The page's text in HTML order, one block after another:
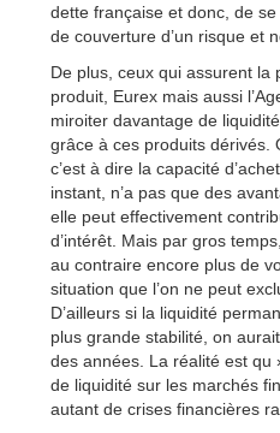
dette française et donc, de
de couverture d’un risque et
De plus, ceux qui assurent la
produit, Eurex mais aussi
miroiter davantage de
grâce à ces produits dérivés.
c’est à dire la capacité
instant, n’a pas que des
elle peut effectivement
d’intérêt. Mais par gros
au contraire encore plus de
situation que l’on ne peut
D’ailleurs si la liquidité
plus grande stabilité, on
des années. La réalité est qu
de liquidité sur les marchés
autant de crises financières